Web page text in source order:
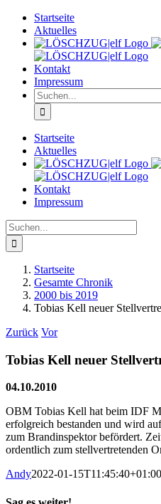
Zum
Inhalt
springen
Startseite
Aktuelles
Kontakt
Impressum
Suche
nach:
Startseite
Aktuelles
Kontakt
Impressum
Suche
nach:
Startseite
Gesamte Chronik
2000 bis 2019
Tobias Kell neuer
Zurück Vor
Tobias Kell neuer
04.10.2010
OBM Tobias Kell hat beim IDF
erfolgreich bestanden und wird
zum Brandinspektor befördert.
ordentlich zum stellvertretenden
Andy2022-01-15T11:45:40+01:00